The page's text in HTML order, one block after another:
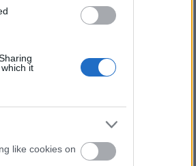
it
like cookies on
Archívum
2026 május
(
2026 április
2026 február(7
2026 január(
2025 október